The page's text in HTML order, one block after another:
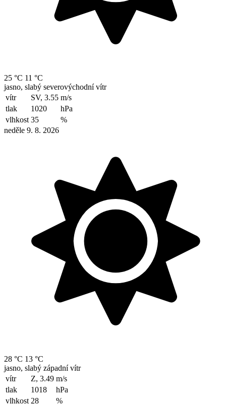
25 °C 11 °C
jasno, slabý severovýchodní vítr
vítr
SV, 3.55 m/s
tlak
1020
hPa
vlhkost 35
%
neděle 9. 8. 2026
28 °C 13 °C
jasno, slabý západní vítr
vítr
Z, 3.49 m/s
tlak
1018
hPa
vlhkost 28 %